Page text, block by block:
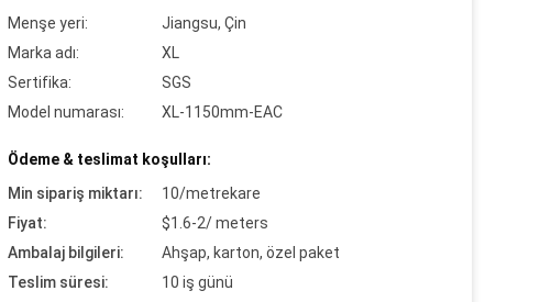
Menşe yeri:
Jiangsu, Çin
Marka adı:
XL
Sertifika:
SGS
Model numarası:
XL-1150mm-EAC
Ödeme & teslimat koşulları:
Min sipariş miktarı:
10/metrekare
Fiyat:
$1.6-2/ meters
Ambalaj bilgileri:
Ahşap, karton, özel paket
Teslim süresi:
10 iş günü